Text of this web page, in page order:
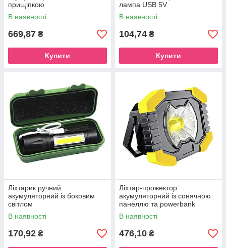
прищіпкою
В наявності
669,87 ₴
Купити
лампа USB 5V
В наявності
104,74 ₴
Купити
Ліхтарик ручний
акумуляторний із боковим
світлом
В наявності
170,92 ₴
Ліхтар-прожектор
акумуляторний із сонячною
панеллю та powerbank
В наявності
476,10 ₴